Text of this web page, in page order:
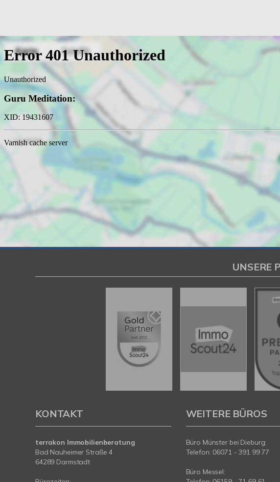
UNSERE
KONTAKT
terrakon Immobilienberatung
Bad Nauheimer Straße 4
64289 Darmstadt
WEITERE BÜROS
Büro Münster bei Dieburg:
Telefon: 06071 - 391 99 77
Büro Messel: